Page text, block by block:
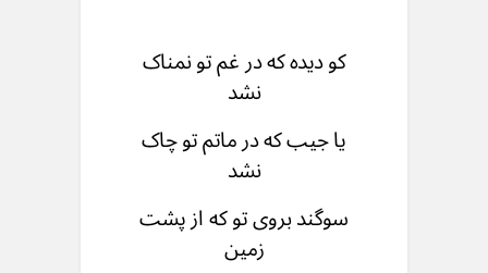
کو دیده که در غم تو نمناک
نشد
یا جیب که در ماتم تو چاک
نشد
سوگند بروی تو که از پشت
زمین